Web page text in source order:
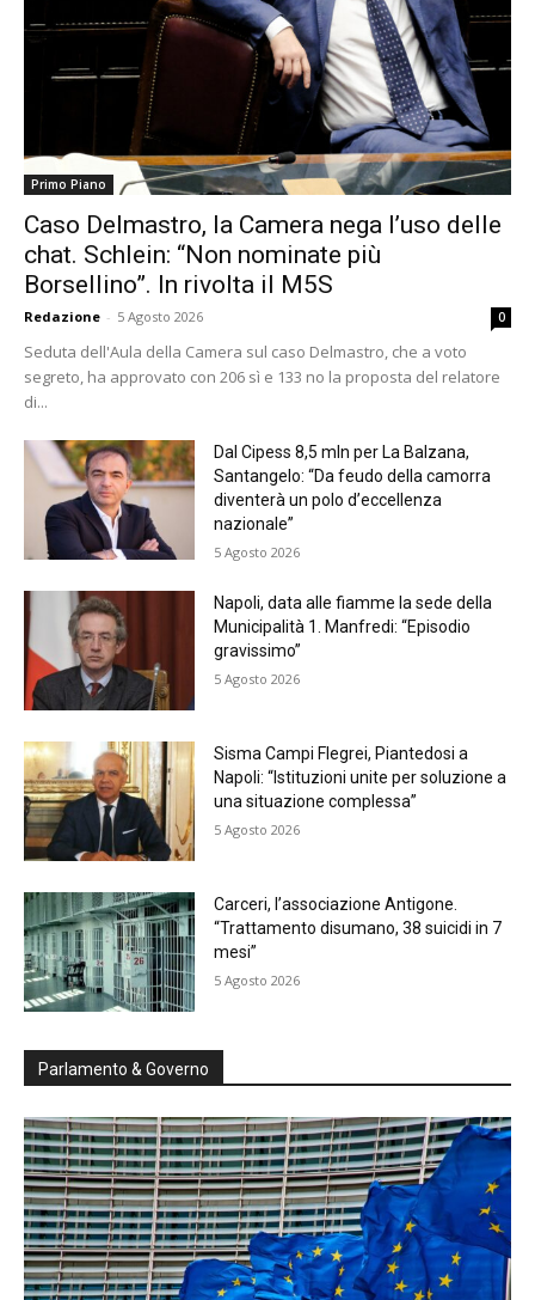
Primo Piano
Caso Delmastro, la Camera nega l’uso delle
chat. Schlein: “Non nominate più
Borsellino”. In rivolta il M5S
Redazione - 5 Agosto 2026 0
Seduta dell'Aula della Camera sul caso Delmastro, che a voto
segreto, ha approvato con 206 sì e 133 no la proposta del relatore
di...
Dal Cipess 8,5 mln per La Balzana,
Santangelo: “Da feudo della camorra
diventerà un polo d’eccellenza
nazionale”
5 Agosto 2026
Napoli, data alle fiamme la sede della
Municipalità 1. Manfredi: “Episodio
gravissimo”
5 Agosto 2026
Sisma Campi Flegrei, Piantedosi a
Napoli: “Istituzioni unite per soluzione a
una situazione complessa”
5 Agosto 2026
Carceri, l’associazione Antigone.
“Trattamento disumano, 38 suicidi in 7
mesi”
5 Agosto 2026
Parlamento & Governo